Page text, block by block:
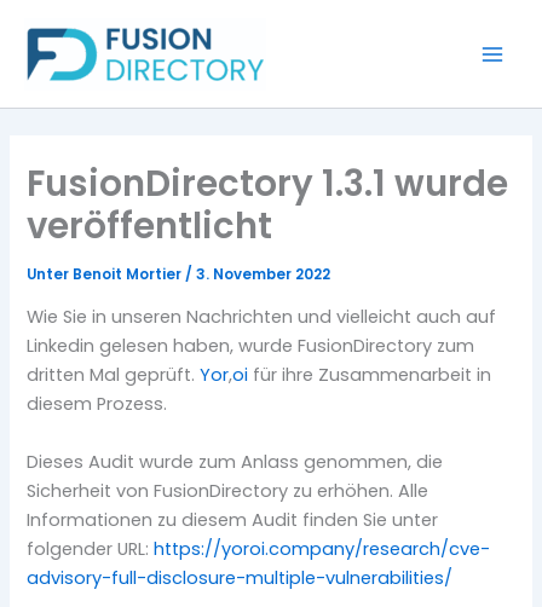
Inhalt
springen
FusionDirectory 1.3.1 wurde
veröffentlicht
Unter Benoit Mortier /3. November 2022
Wie Sie in unseren Nachrichten und vielleicht auch auf
Linkedin gelesen haben, wurde FusionDirectory zum
dritten Mal geprüft.Yor,oi für ihre Zusammenarbeit in
diesem Prozess.
Dieses Audit wurde zum Anlass genommen, die
Sicherheit von FusionDirectory zu erhöhen. Alle
Informationen zu diesem Audit finden Sie unter
folgender URL:https://yoroi.company/research/cve-
advisory-full-disclosure-multiple-vulnerabilities/